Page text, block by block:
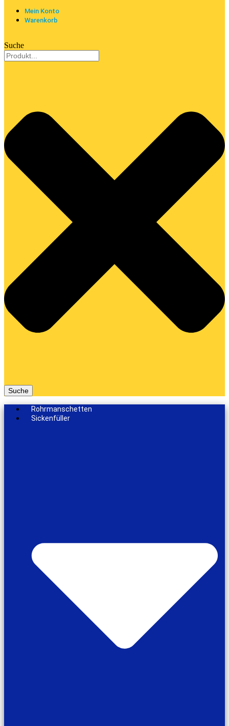
Mein Konto
Warenkorb
Suche
Suche
Rohrmanschetten
Sickenfüller